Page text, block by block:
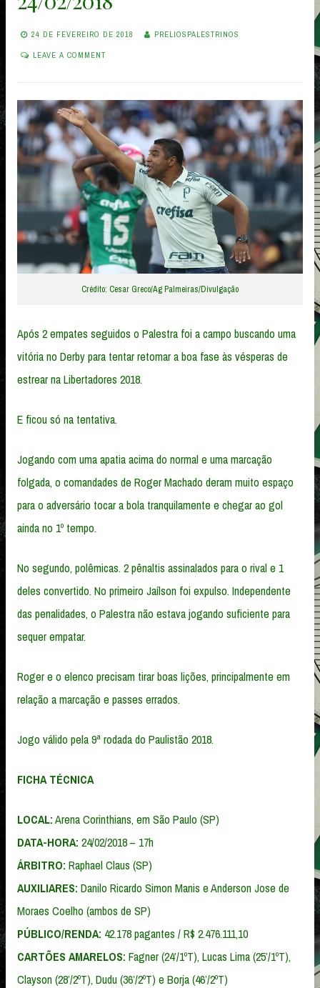
24 DE FEVEREIRO DE 2018 PRELIOSPALESTRINOS
LEAVE A COMMENT
Crédito: Cesar Greco/Ag Palmeiras/Divulgação
Após 2 empates seguidos o Palestra foi a campo buscando uma
vitória no Derby para tentar retomar a boa fase às vésperas de
estrear na Libertadores 2018.
E ficou só na tentativa.
Jogando com uma apatia acima do normal e uma marcação
folgada, o comandades de Roger Machado deram muito espaço
para o adversário tocar a bola tranquilamente e chegar ao gol
ainda no 1º tempo.
No segundo, polêmicas. 2 pênaltis assinalados para o rival e 1
deles convertido. No primeiro Jaílson foi expulso. Independente
das penalidades, o Palestra não estava jogando suficiente para
sequer empatar.
Roger e o elenco precisam tirar boas lições, principalmente em
relação a marcação e passes errados.
Jogo válido pela 9ª rodada do Paulistão 2018.
FICHA TÉCNICA
LOCAL:Arena Corinthians, em São Paulo (SP)
DATA-HORA: 24/02/2018 – 17h
ÁRBITRO: Raphael Claus (SP)
AUXILIARES: Danilo Ricardo Simon Manis e Anderson Jose de
Moraes Coelho (ambos de SP)
PÚBLICO/RENDA: 42.178 pagantes / R$ 2.476.111,10
CARTÕES AMARELOS: Fagner (24’/1ºT), Lucas Lima (25’/1ºT),
Clayson (28’/2ºT), Dudu (36’/2ºT) e Borja (46’/2ºT)